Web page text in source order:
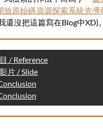
放原始碼資源探索系統先導
還沒把這篇寫在Blog中XD)。
/ Reference
片 / Slide